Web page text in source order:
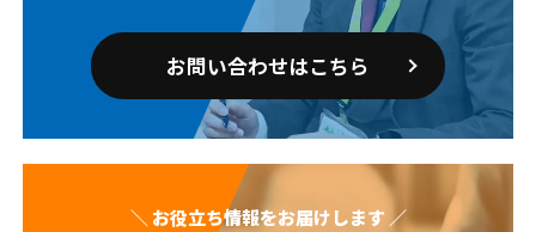
お問い合わせはこちら
＼ お役立ち情報をお届けします ／